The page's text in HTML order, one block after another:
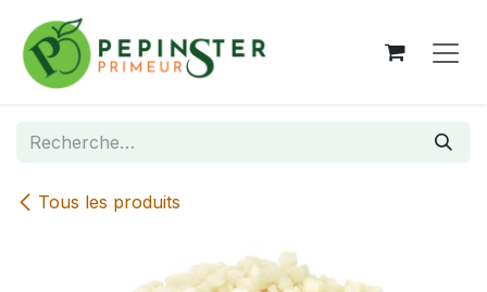
Se rendre au contenu
Tous les produits